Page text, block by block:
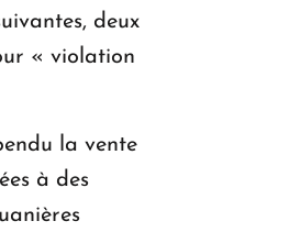
deux
« violation
la vente
à des